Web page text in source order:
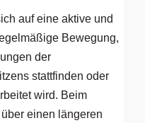
auf eine aktive und
Bewegung,
der
stattfinden oder
wird. Beim
einen längeren